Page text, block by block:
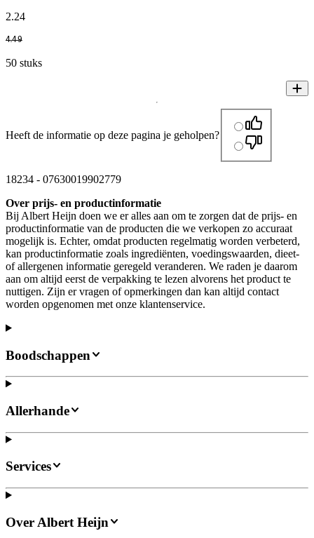
2.24
4.49
50 stuks
Heeft de informatie op deze pagina je geholpen?
18234 - 07630019902779
Over prijs- en productinformatie
Bij Albert Heijn doen we er alles aan om te zorgen dat de prijs- en
productinformatie van de producten die we verkopen zo accuraat
mogelijk is. Echter, omdat producten regelmatig worden verbeterd,
kan productinformatie zoals ingrediënten, voedingswaarden, dieet-
of allergenen informatie geregeld veranderen. We raden je daarom
aan om altijd eerst de verpakking te lezen alvorens het product te
nuttigen. Zijn er vragen of opmerkingen dan kan altijd contact
worden opgenomen met onze klantenservice.
Boodschappen
Allerhande
Services
Over Albert Heijn